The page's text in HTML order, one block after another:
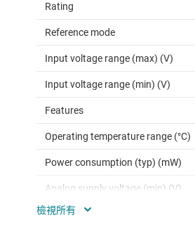
Rating
Reference mode
Input voltage range (max) (V)
Input voltage range (min) (V)
Features
Operating temperature range (°C)
Power consumption (typ) (mW)
Analog supply voltage (min) (V)
Analog supply voltage (max) (V)